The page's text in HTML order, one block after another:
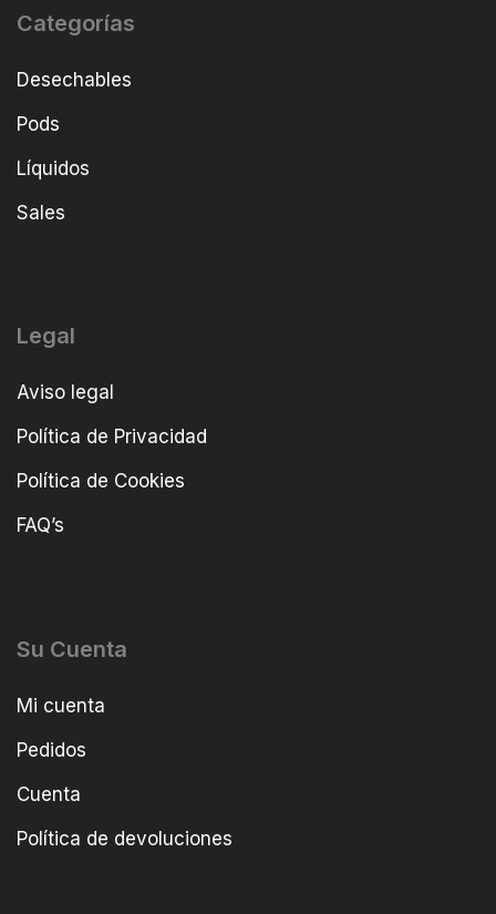
Categorías
Desechables
Pods
Líquidos
Sales
Legal
Aviso legal
Política de Privacidad
Política de Cookies
FAQ’s
Su Cuenta
Mi cuenta
Pedidos
Cuenta
Política de devoluciones